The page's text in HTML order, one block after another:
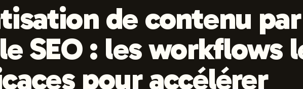
de contenu par
SEO : les workflows
pour accélérer